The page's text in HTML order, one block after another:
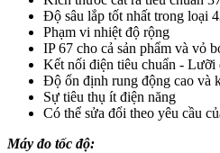
Độ sâu lắp tốt nhất trong loại
Phạm vi nhiệt độ rộng
IP 67 cho cả sản phẩm và vỏ
Kết nối điện tiêu chuẩn -
Độ ổn định rung động cao và
Sự tiêu thụ ít điện năng
Có thể sửa đổi theo yêu cầu
Máy đo tốc độ: